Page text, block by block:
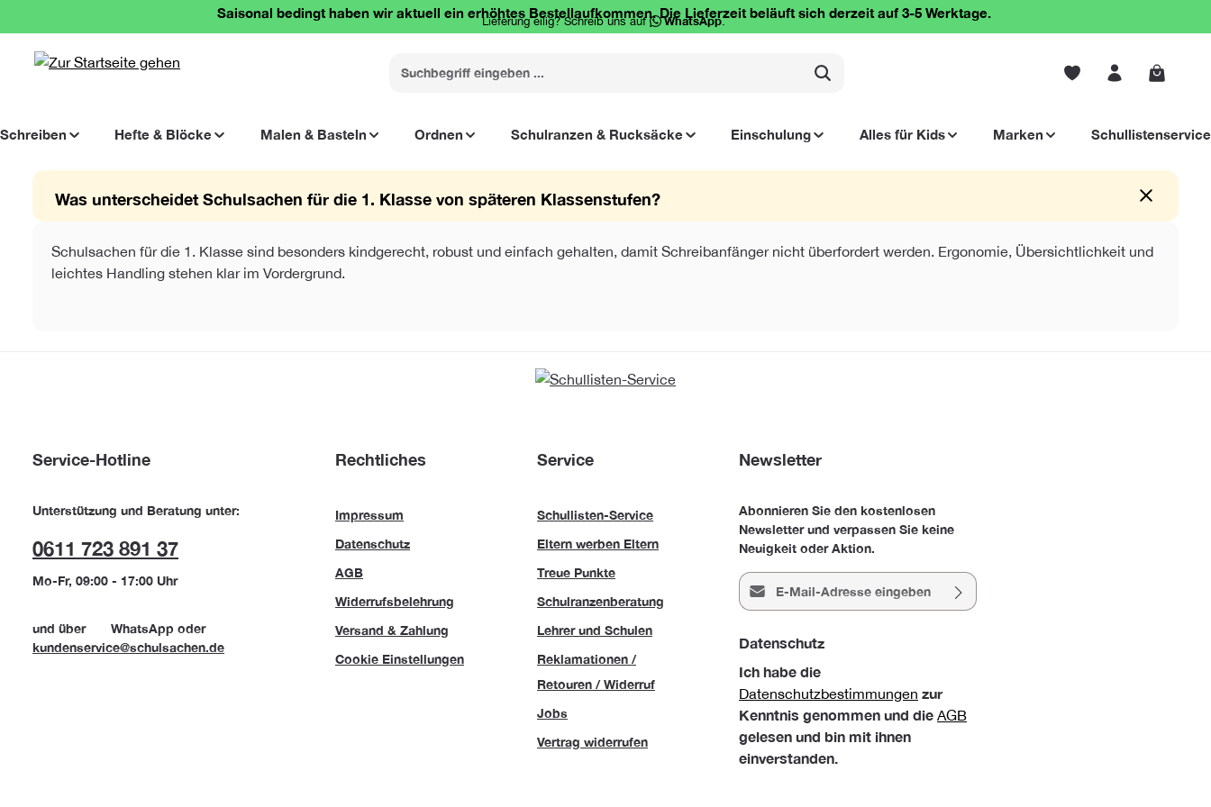
Zur Hauptnavigation springenSaisonal bedingt haben wir aktuell ein erhöhtes Bestellaufkommen. Die Lieferzeit beläuft sich derzeit auf 3-5 Werktage.
Lieferung eilig? Schreib uns auf WhatsApp.
Schreiben Hefte & Blöcke Malen & Basteln Ordnen Schulranzen & Rucksäcke Einschulung Alles für Kids Marken Schullistenservice
Was unterscheidet Schulsachen für die 1. Klasse von späteren Klassenstufen?
Schulsachen für die 1. Klasse sind besonders kindgerecht, robust und einfach gehalten, damit Schreibanfänger nicht überfordert werden. Ergonomie, Übersichtlichkeit und
leichtes Handling stehen klar im Vordergrund.
Service-Hotline
Unterstützung und Beratung unter:
0611 723 891 37
Mo-Fr, 09:00 - 17:00 Uhr
und über WhatsApp oder
kundenservice@schulsachen.de
Rechtliches
Impressum
Datenschutz
AGB
Widerrufsbelehrung
Versand & Zahlung
Cookie Einstellungen
Service
Schullisten-Service
Eltern werben Eltern
Treue Punkte
Schulranzenberatung
Lehrer und Schulen
Reklamationen /
Retouren / Widerruf
Jobs
Vertrag widerrufen
Newsletter
Abonnieren Sie den kostenlosen
Newsletter und verpassen Sie keine
Neuigkeit oder Aktion.
E-Mail-Adresse*
Datenschutz
Ich habe die
Datenschutzbestimmungen zur
Kenntnis genommen und die AGB
gelesen und bin mit ihnen
einverstanden.